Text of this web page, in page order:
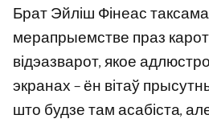
Брат Эйліш Фінеас таксама
мерапрыемстве праз
відэазварот, якое
экранах – ён вітаў
што будзе там асабіста,